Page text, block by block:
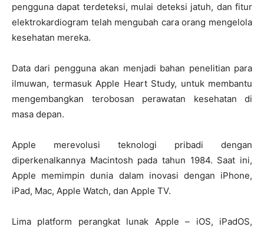
pengguna dapat terdeteksi, mulai deteksi jatuh, dan fitur
elektrokardiogram telah mengubah cara orang mengelola
kesehatan mereka.
Data dari pengguna akan menjadi bahan penelitian para
ilmuwan, termasuk Apple Heart Study, untuk membantu
mengembangkan terobosan perawatan kesehatan di
masa depan.
Apple merevolusi teknologi pribadi dengan
diperkenalkannya Macintosh pada tahun 1984. Saat ini,
Apple memimpin dunia dalam inovasi dengan iPhone,
iPad, Mac, Apple Watch, dan Apple TV.
Lima platform perangkat lunak Apple – iOS, iPadOS,